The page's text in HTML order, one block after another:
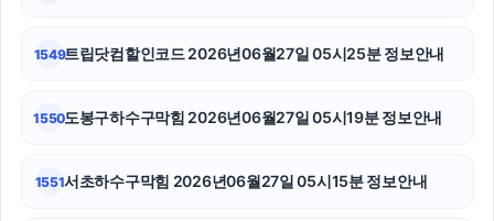
말기암요양병원
수원이혼변호사
1549트립닷컴할인코드 2026년06월27일 05시25분 정보안내
1550도봉구하수구막힘 2026년06월27일 05시19분 정보안내
1551서초하수구막힘 2026년06월27일 05시15분 정보안내